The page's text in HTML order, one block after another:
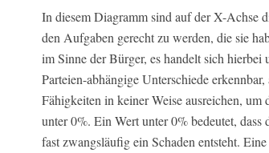
In diesem Diagramm sind auf der X-Achse
den Aufgaben gerecht zu werden, die sie
im Sinne der Bürger, es handelt sich
Parteien-abhängige Unterschiede
Fähigkeiten in keiner Weise ausreichen,
unter 0%. Ein Wert unter 0% bedeutet,
fast zwangsläufig ein Schaden entsteht.